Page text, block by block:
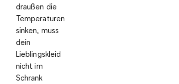
draußen die
Temperaturen
sinken, muss
dein
Lieblingskleid
nicht im
Schrank